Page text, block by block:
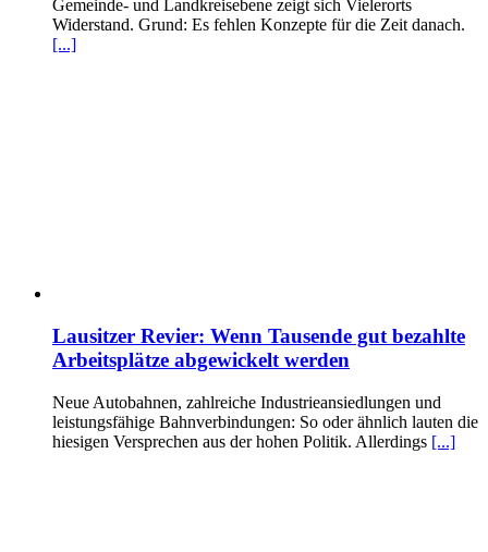
Gemeinde- und Landkreisebene zeigt sich Vielerorts
Widerstand. Grund: Es fehlen Konzepte für die Zeit danach.
[...]
Lausitzer Revier: Wenn Tausende gut bezahlte
Arbeitsplätze abgewickelt werden
Neue Autobahnen, zahlreiche Industrieansiedlungen und
leistungsfähige Bahnverbindungen: So oder ähnlich lauten die
hiesigen Versprechen aus der hohen Politik. Allerdings [...]